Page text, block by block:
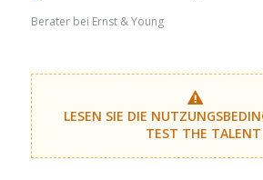
Berater bei Ernst & Young
LESEN SIE DIE
TEST THE TALENT